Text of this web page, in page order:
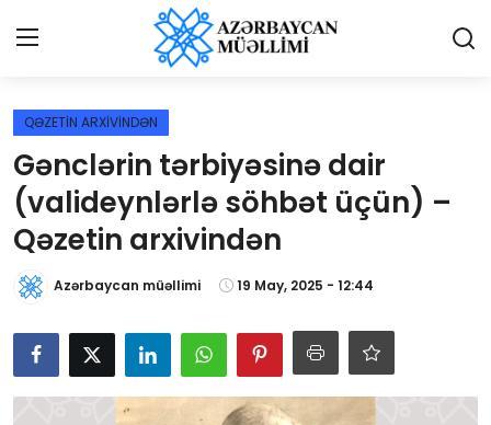
Giriş
Qəzetə elan ver
Əlaqə
Haqqımızda
Reklam və elan
Biz kimik?
QƏZETİN ARXİVİNDƏN
Gənclərin tərbiyəsinə dair
(valideynlərlə söhbət üçün) –
Qəzetin arxivindən
Azərbaycan müəllimi 19 May, 2025 - 12:44